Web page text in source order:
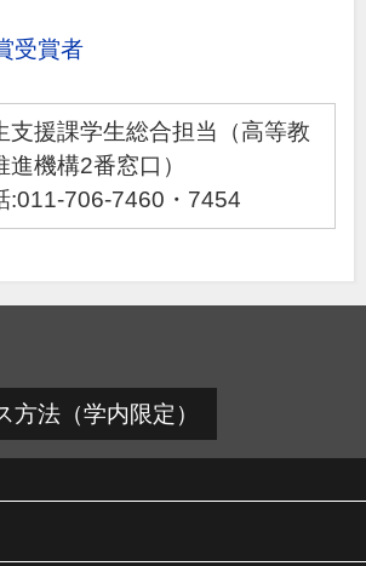
受賞者
支援課学生総合担当（高等教
進機構2番窓口）
:011-706-7460・7454
方法（学内限定）